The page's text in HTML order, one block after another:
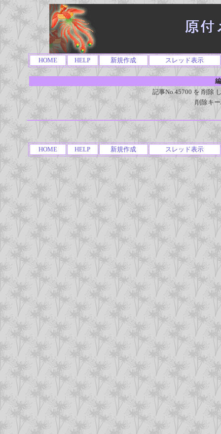
HOME HELP 新規作成 スレッド表示
記事No.45700 を 削除
削除キ
HOME HELP 新規作成 スレッド表示